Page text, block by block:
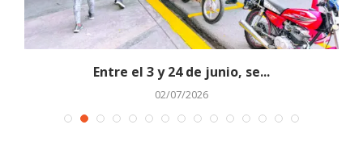
Entre el 3 y 24 de junio, se...
02/07/2026